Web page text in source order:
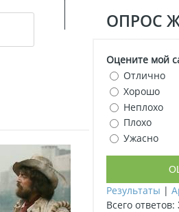
ОПРОС
Оцените мой
Отлично
Хорошо
Неплохо
Плохо
Ужасно
Результаты |
Всего ответов: